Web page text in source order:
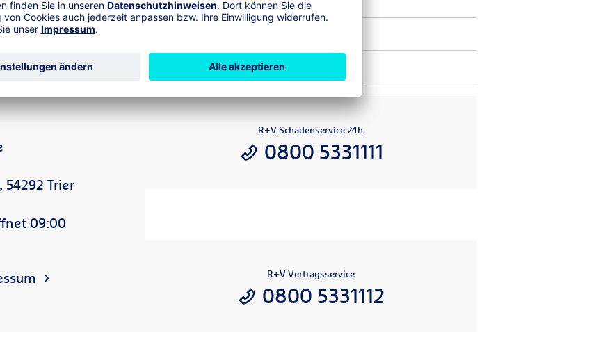
Trier
09:00
R+V Schadenservice 24h
0800 5331111
R+V Vertragsservice
0800 5331112